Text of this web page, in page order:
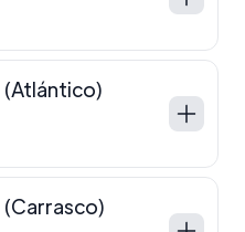
(Atlántico)